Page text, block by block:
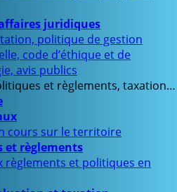
juridiques
politique de gestion
code d’éthique et de
avis publics
et règlements, taxation…
cours sur le territoire
et règlements
règlements et politiques en